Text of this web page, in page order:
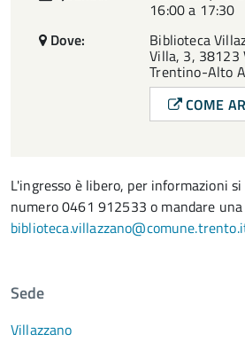
16:00 a 17:30
Dove:
Biblioteca
Villa, 3, 38123
Trentino-Alto
COME
L'ingresso è libero, per informazioni
numero 0461 912533 o mandare
Sede
Villazzano